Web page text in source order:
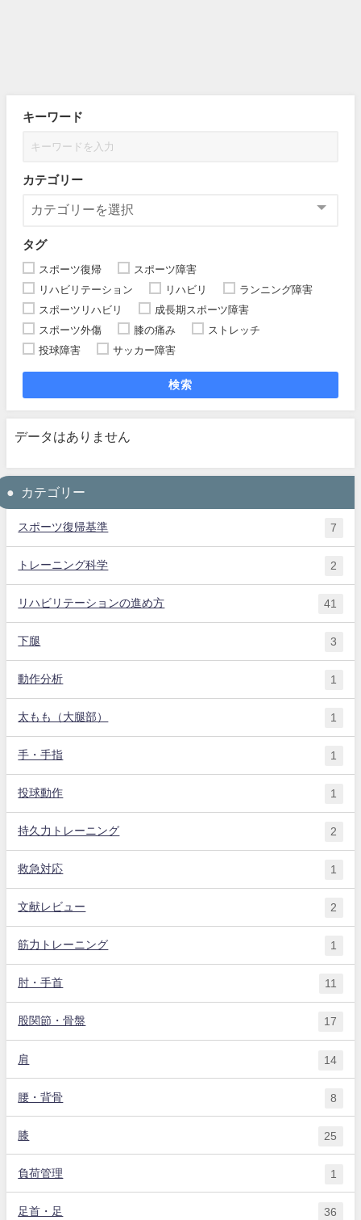
キーワード
カテゴリー
タグ
スポーツ復帰
スポーツ障害
リハビリテーション
リハビリ
ランニング障害
スポーツリハビリ
成長期スポーツ障害
スポーツ外傷
膝の痛み
ストレッチ
投球障害
サッカー障害
検索
データはありません
カテゴリー
スポーツ復帰基準 7
トレーニング科学 2
リハビリテーションの進め方 41
下腿 3
動作分析 1
太もも（大腿部） 1
手・手指 1
投球動作 1
持久力トレーニング 2
救急対応 1
文献レビュー 2
筋力トレーニング 1
肘・手首 11
股関節・骨盤 17
肩 14
腰・背骨 8
膝 25
負荷管理 1
足首・足 36